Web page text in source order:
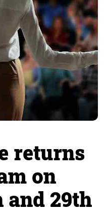
returns
on
and 29th